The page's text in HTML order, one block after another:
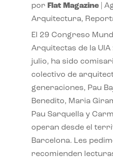
por Flat Magazine|
Arquitectura,
El 29 Congreso
Arquitectas de la
julio, ha sido
colectivo de
generaciones, Pau
Benedito, Maria
Pau Sarquella y
operan desde el
Barcelona. Les
recomienden